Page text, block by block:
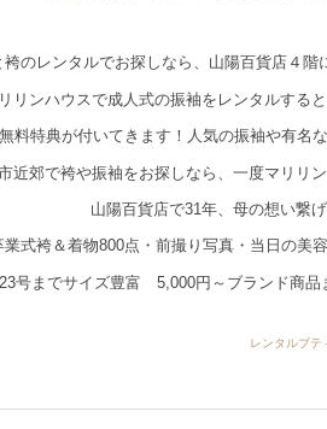
袴のレンタルでお探しなら、山陽百貨店４階
リンハウスで成人式の振袖をレンタルする
料特典が付いてきます！人気の振袖や有名
近郊で袴や振袖をお探しなら、一度マリリ
山陽百貨店で31年、母の想い繋
式袴＆着物800点・前撮り写真・当日の美
号までサイズ豊富 5,000円～ブランド商品
レンタルブ